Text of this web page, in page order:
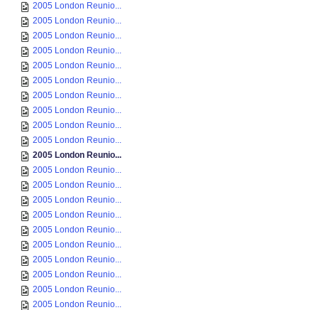
2005 London Reunio...
2005 London Reunio...
2005 London Reunio...
2005 London Reunio...
2005 London Reunio...
2005 London Reunio...
2005 London Reunio...
2005 London Reunio...
2005 London Reunio...
2005 London Reunio...
2005 London Reunio...
2005 London Reunio...
2005 London Reunio...
2005 London Reunio...
2005 London Reunio...
2005 London Reunio...
2005 London Reunio...
2005 London Reunio...
2005 London Reunio...
2005 London Reunio...
2005 London Reunio...